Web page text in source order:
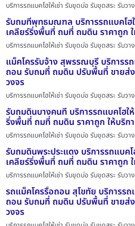
บริการรถแบคโฮให้เช่า รับขุดบ่อ รับขุดสระ รับว
รับถมที่พุทธมณฑล บริการรถแบคโฮ
เคลียร์ริ่งพื้นที่ ถมที่ ถมดิน ราคาถูก ใ
บริการรถแบคโฮให้เช่า รับขุดบ่อ รับขุดสระ รับว
แม็คโครรับจ้าง สุพรรณบุรี บริการรถ
ถอน รับถมที่ ถมดิน ปรับพื้นที่ ขายส่
วงจร
บริการรถแบคโฮให้เช่า รับขุดบ่อ รับขุดสระ รับว
รับถมดินบางคนที บริการรถแบคโฮใ
ริ่งพื้นที่ ถมที่ ถมดิน ราคาถูก ให้บริกา
บริการรถแบคโฮให้เช่า รับขุดบ่อ รับขุดสระ รับว
รับถมดินพระประแดง บริการรถแบค
เคลียร์ริ่งพื้นที่ ถมที่ ถมดิน ราคาถูก ใ
บริการรถแบคโฮให้เช่า รับขุดบ่อ รับขุดสระ รับว
รถแม็คโครรื้อถอน สุโขทัย บริการรถ
ถอน รับถมที่ ถมดิน ปรับพื้นที่ ขายส่
วงจร